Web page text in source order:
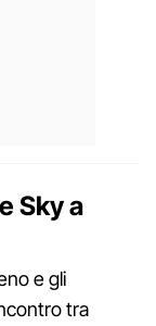
Sky a
e gli
tra